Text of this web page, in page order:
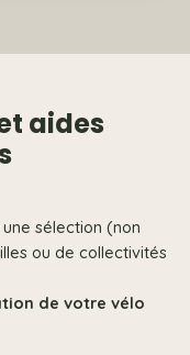
aides
sélection (non
ou de collectivités
de votre vélo